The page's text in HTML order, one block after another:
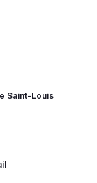
Saint-Louis